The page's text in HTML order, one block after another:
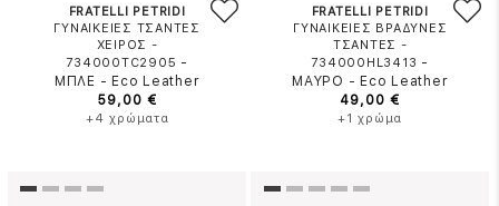
FRATELLI PETRIDI
ΓΥΝΑΙΚΕΙΕΣ ΤΣΑΝΤΕΣ
ΧΕΙΡΟΣ -
734000TC2905 -
ΜΠΛΕ - Eco Leather
59,00 €
+4 χρώματα
FRATELLI PETRIDI
ΓΥΝΑΙΚΕΙΕΣ ΒΡΑΔΥΝΕΣ
ΤΣΑΝΤΕΣ -
734000HL3413 -
ΜΑΥΡΟ - Eco Leather
49,00 €
+1 χρώμα